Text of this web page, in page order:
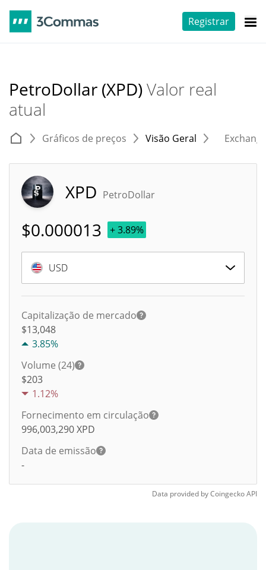
Registrar
PetroDollar (XPD)Valor real
atual
Gráficos de preços Visão Geral
XPD PetroDollar
$0.000013 + 3.89%
USD
Capitalização de mercado
$13,048
3.85%
Volume (24)
$203
1.12%
Fornecimento em circulação
996,003,290XPD
Data de emissão
-
Data provided byCoingeckoAPI